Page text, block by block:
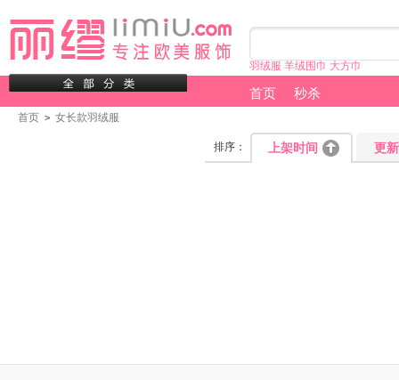
羽绒服 羊绒围巾 大方巾
首页 秒杀
首页 > 女长款羽绒服
排序： 上架时间 更